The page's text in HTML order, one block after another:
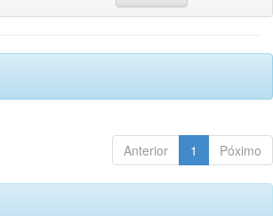
Anterior 1 Póximo